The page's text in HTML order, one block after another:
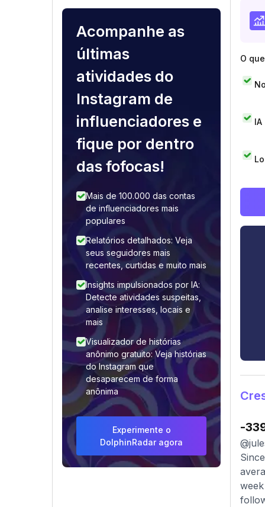
Acompanhe as
últimas
atividades do
Instagram de
influenciadores e
fique por dentro
das fofocas!
Mais de 100.000 das contas
de influenciadores mais
populares
Relatórios detalhados: Veja
seus seguidores mais
recentes, curtidas e muito mais
Insights impulsionados por IA:
Detecte atividades suspeitas,
analise interesses, locais e
mais
Visualizador de histórias
anônimo gratuito: Veja histórias
do Instagram que
desaparecem de forma
anônima
Experimente o
DolphinRadar agora
O
-